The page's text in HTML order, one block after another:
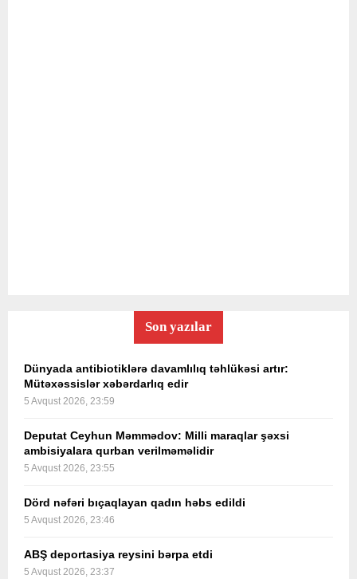
Son yazılar
Dünyada antibiotiklərə davamlılıq təhlükəsi artır:
Mütəxəssislər xəbərdarlıq edir
5 Avqust 2026, 23:59
Deputat Ceyhun Məmmədov: Milli maraqlar şəxsi
ambisiyalara qurban verilməməlidir
5 Avqust 2026, 23:55
Dörd nəfəri bıçaqlayan qadın həbs edildi
5 Avqust 2026, 23:46
ABŞ deportasiya reysini bərpa etdi
5 Avqust 2026, 23:37